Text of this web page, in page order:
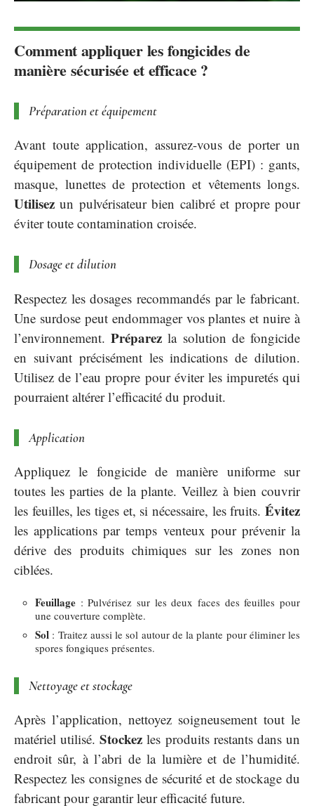
Comment appliquer les fongicides de
manière sécurisée et efficace ?
Préparation et équipement
Avant toute application, assurez-vous de porter un
équipement de protection individuelle (EPI) : gants,
masque, lunettes de protection et vêtements longs.
Utilisez un pulvérisateur bien calibré et propre pour
éviter toute contamination croisée.
Dosage et dilution
Respectez les dosages recommandés par le fabricant.
Une surdose peut endommager vos plantes et nuire à
l’environnement.Préparez la solution de fongicide
en suivant précisément les indications de dilution.
Utilisez de l’eau propre pour éviter les impuretés qui
pourraient altérer l’efficacité du produit.
Application
Appliquez le fongicide de manière uniforme sur
toutes les parties de la plante. Veillez à bien couvrir
les feuilles, les tiges et, si nécessaire, les fruits. Évitez
les applications par temps venteux pour prévenir la
dérive des produits chimiques sur les zones non
ciblées.
Feuillage : Pulvérisez sur les deux faces des feuilles pour
une couverture complète.
Sol : Traitez aussi le sol autour de la plante pour éliminer les
spores fongiques présentes.
Nettoyage et stockage
Après l’application, nettoyez soigneusement tout le
matériel utilisé.Stockez les produits restants dans un
endroit sûr, à l’abri de la lumière et de l’humidité.
Respectez les consignes de sécurité et de stockage du
fabricant pour garantir leur efficacité future.